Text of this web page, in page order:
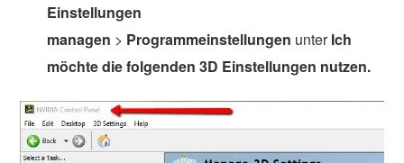
Einstellungen
managen > Programmeinstellungen unterIch
möchte die folgenden 3D Einstellungen nutzen.